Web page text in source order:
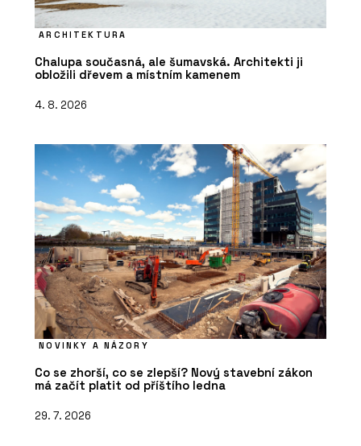
ARCHITEKTURA
Chalupa současná, ale šumavská. Architekti ji
obložili dřevem a místním kamenem
4. 8. 2026
NOVINKY A NÁZORY
Co se zhorší, co se zlepší? Nový stavební zákon
má začít platit od příštího ledna
29. 7. 2026